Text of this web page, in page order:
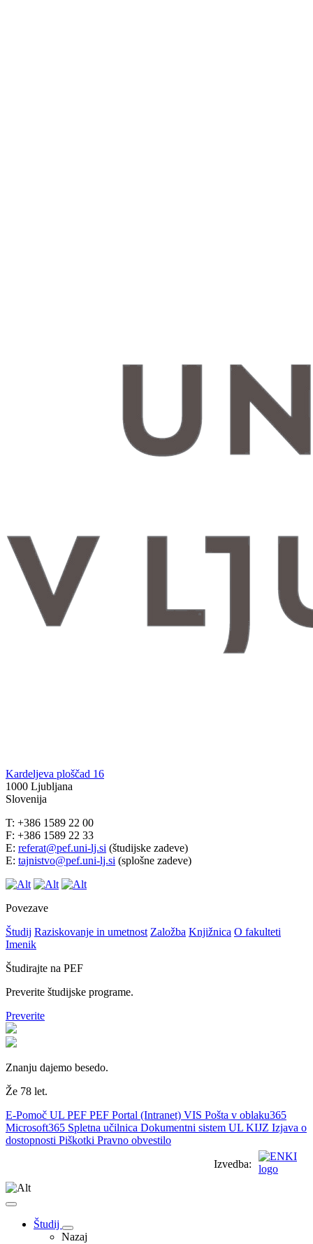
Kardeljeva ploščad 16
1000 Ljubljana
Slovenija
T: +386 1589 22 00
F: +386 1589 22 33
E: referat@pef.uni-lj.si (študijske zadeve)
E: tajnistvo@pef.uni-lj.si (splošne zadeve)
Povezave
Študij Raziskovanje in umetnost Založba Knjižnica O fakulteti
Imenik
Študirajte na PEF
Preverite študijske programe.
Preverite
Znanju dajemo besedo.
Že 78 let.
E-Pomoč UL PEF PEF Portal (Intranet) VIS Pošta v oblaku365
Microsoft365 Spletna učilnica Dokumentni sistem UL KIJZ Izjava o
dostopnosti Piškotki Pravno obvestilo
Izvedba:
Študij
Nazaj